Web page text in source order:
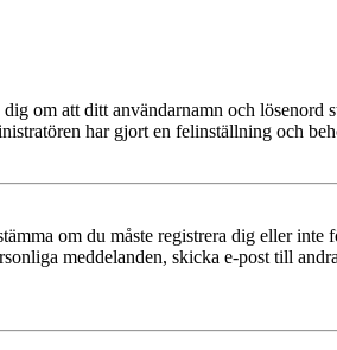
om att ditt användarnamn och lösenord
har gjort en felinställning och
om du måste registrera dig eller
meddelanden, skicka e-post till